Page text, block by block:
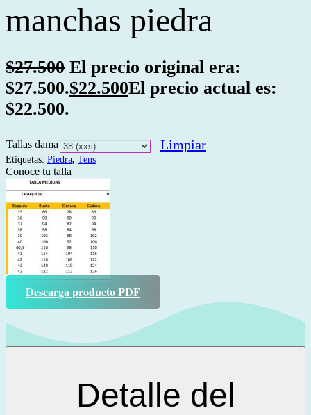
manchas piedra
$27.500 El precio original era:
$27.500.$22.500El precio actual es:
$22.500.
Tallas dama Limpiar
Etiquetas: Piedra, Tens
Conoce tu talla
Descarga producto PDF
Detalle del